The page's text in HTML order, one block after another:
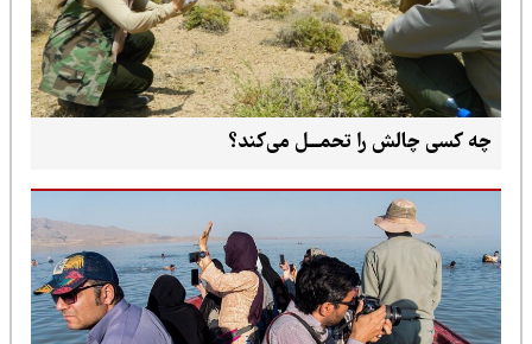
چه کسی چالش را تحمـــل می‌کند؟